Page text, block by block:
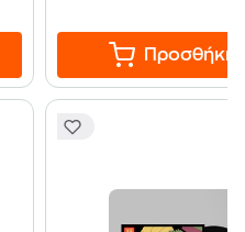
Προσθήκη